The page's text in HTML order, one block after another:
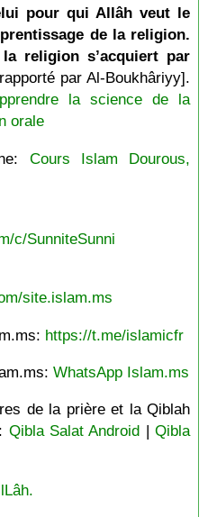
pour qui Allâh veut le
de la religion.
religion s’acquiert par
par Al-Boukhâriyy].
la science de la
orale
Cours Islam Dourous,
c/SunniteSunni
site.islam.ms
https://t.me/islamicfr
WhatsApp Islam.ms
de la prière et la Qiblah
Qibla Salat Android |Qibla